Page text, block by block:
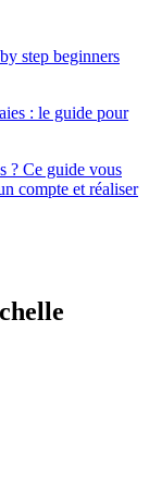
: le guide pour
? Ce guide vous
compte et réaliser